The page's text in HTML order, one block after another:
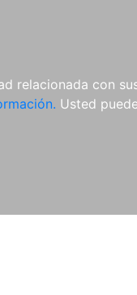
con
Usted
Deportivo